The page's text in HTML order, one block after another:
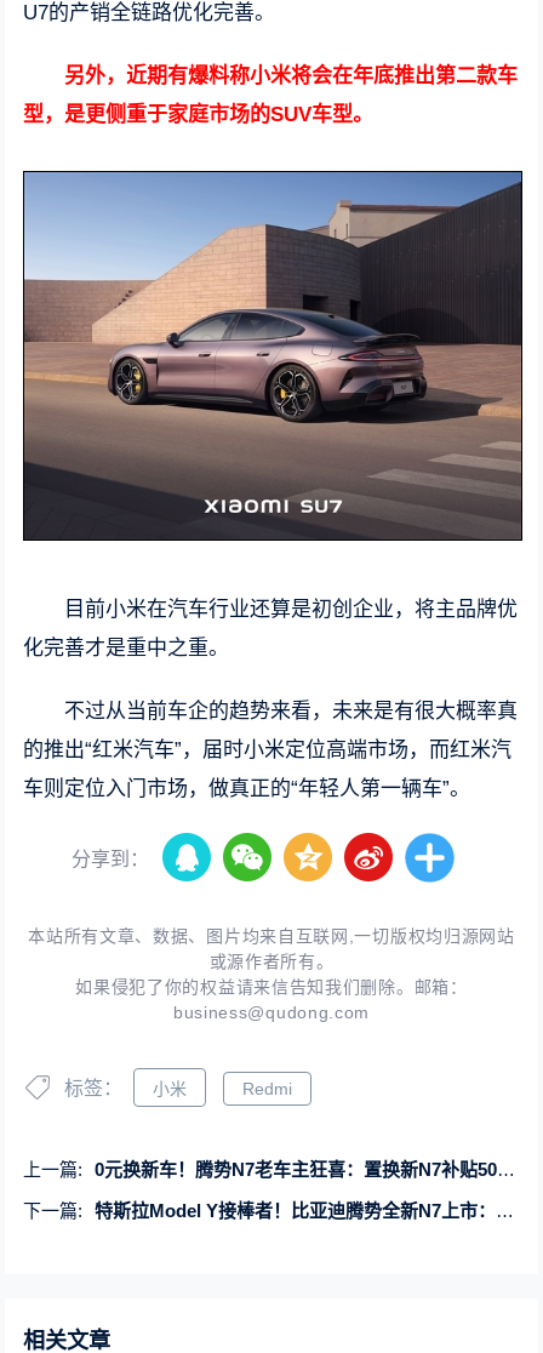
U7的产销全链路优化完善。
另外，近期有爆料称小米将会在年底推出第二款车
型，是更侧重于家庭市场的SUV车型。
目前小米在汽车行业还算是初创企业，将主品牌优
化完善才是重中之重。
不过从当前车企的趋势来看，未来是有很大概率真
的推出“红米汽车”，届时小米定位高端市场，而红米汽
车则定位入门市场，做真正的“年轻人第一辆车”。
分享到：
本站所有文章、数据、图片均来自互联网,一切版权均归源网站
或源作者所有。
如果侵犯了你的权益请来信告知我们删除。邮箱：
business@qudong.com
标签： 小米 Redmi
上一篇:
0元换新车！腾势N7老车主狂喜：置换新N7补贴50000元
下一篇:
特斯拉Model Y接棒者！比亚迪腾势全新N7上市：23.98万起
相关文章